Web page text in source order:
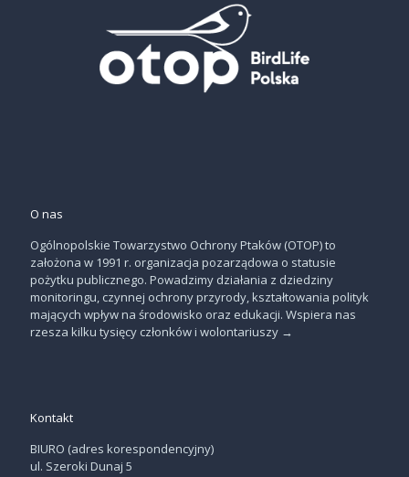
O nas
Ogólnopolskie Towarzystwo Ochrony Ptaków (OTOP) to
założona w 1991 r. organizacja pozarządowa o statusie
pożytku publicznego. Powadzimy działania z dziedziny
monitoringu, czynnej ochrony przyrody, kształtowania polityk
mających wpływ na środowisko oraz edukacji. Wspiera nas
rzesza kilku tysięcy członków i wolontariuszy →
Kontakt
BIURO (adres korespondencyjny)
ul. Szeroki Dunaj 5